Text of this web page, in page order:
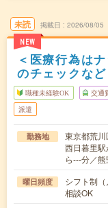
未読
NEW
掲載日 2026/08/05
＜医療行為は
のチェックなど
職種未経験OK 交通
派遣
勤務地
東京都荒川
西日暮里
ら---分／
曜日頻度
シフト制
相談OK